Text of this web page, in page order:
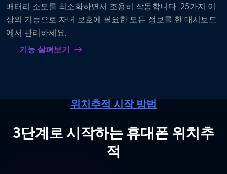
배터리 소모를 최소화하면서 조용히 작동합니다. 25가지 이
상의 기능으로 자녀 보호에 필요한 모든 정보를 한 대시보드
에서 관리하세요.
기능 살펴보기
위치추적 시작 방법
3단계로 시작하는 휴대폰 위치추
적